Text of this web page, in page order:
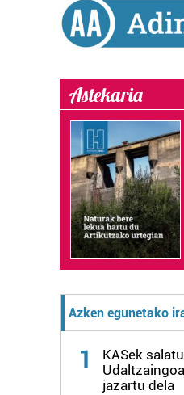
Astekaria
Azken egunetako
1
KASek
jazartu dela